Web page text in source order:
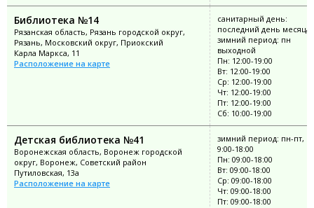
Библиотека №14
Рязанская область, Рязань городской округ,
Рязань, Московский округ, Приокский
Карла Маркса, 11
Расположение на карте
санитарный день:
последний день месяца;
зимний период: пн
выходной
Пн: 12:00-19:00
Вт: 12:00-19:00
Ср: 12:00-19:00
Чт: 12:00-19:00
Пт: 12:00-19:00
Сб: 10:00-19:00
Детская библиотека №41
Воронежская область, Воронеж городской
округ, Воронеж, Советский район
Путиловская, 13а
Расположение на карте
зимний период: пн-пт, вс
9:00-18:00
Пн: 09:00-18:00
Вт: 09:00-18:00
Ср: 09:00-18:00
Чт: 09:00-18:00
Пт: 09:00-18:00